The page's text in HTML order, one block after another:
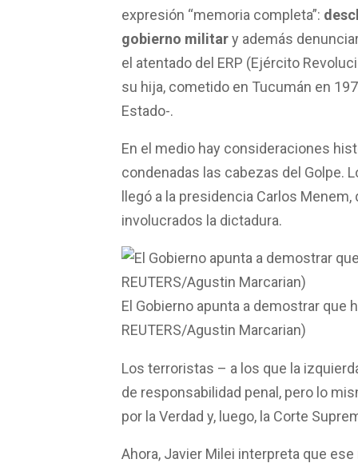
expresión “memoria completa”:
gobierno military además
el atentado del ERP (Ejército
su hija, cometido en Tucumán en
Estado-.
En el medio hay consideraciones
condenadas las cabezas del Golpe.
llegó a la presidencia Carlos
involucrados la dictadura.
El Gobierno apunta a demostrar
REUTERS/Agustin Marcarian)
Los terroristas – a los que la
de responsabilidad penal, pero lo
por la Verdad y, luego, la Corte
Ahora, Javier Milei interpreta que